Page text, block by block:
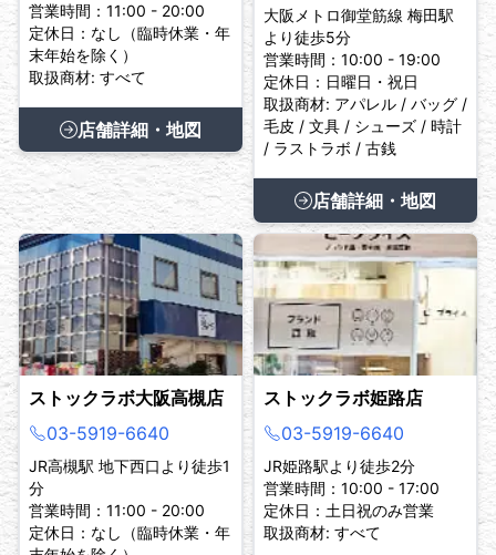
営業時間：11:00 - 20:00
定休日：なし（臨時休業・年
末年始を除く）
取扱商材: すべて
店舗詳細・地図
大阪メトロ御堂筋線 梅田駅
より徒歩5分
営業時間：10:00 - 19:00
定休日：日曜日・祝日
取扱商材: アパレル / バッグ /
毛皮 / 文具 / シューズ / 時計
/ ラストラボ / 古銭
店舗詳細・地図
ストックラボ大阪高槻店
03-5919-6640
JR高槻駅 地下西口より徒歩1
分
営業時間：11:00 - 20:00
定休日：なし（臨時休業・年
ストックラボ姫路店
03-5919-6640
JR姫路駅より徒歩2分
営業時間：10:00 - 17:00
定休日：土日祝のみ営業
取扱商材: すべて